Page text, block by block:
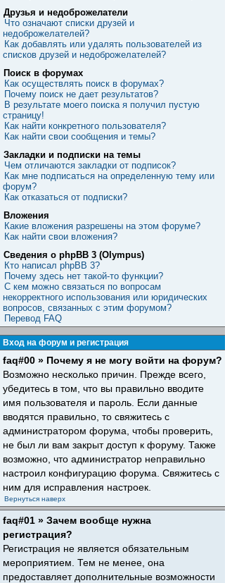
Друзья и недоброжелатели
Что означают списки друзей и
недоброжелателей?
Как добавлять или удалять пользователей из
списков друзей и недоброжелателей?
Поиск в форумах
Как осуществлять поиск в форумах?
Почему поиск не дает результатов?
В результате моего поиска я получил пустую
страницу!
Как найти конкретного пользователя?
Как найти свои сообщения и темы?
Закладки и подписки на темы
Чем отличаются закладки от подписок?
Как мне подписаться на определенную тему или
форум?
Как отказаться от подписки?
Вложения
Какие вложения разрешены на этом форуме?
Как найти свои вложения?
Сведения о phpBB 3 (Olympus)
Кто написал phpBB 3?
Почему здесь нет такой-то функции?
С кем можно связаться по вопросам
некорректного использования или юридических
вопросов, связанных с этим форумом?
Перевод FAQ
Вход на форум и регистрация
faq#00 » Почему я не могу войти на форум?
Возможно несколько причин. Прежде всего,
убедитесь в том, что вы правильно вводите
имя пользователя и пароль. Если данные
вводятся правильно, то свяжитесь с
администратором форума, чтобы проверить,
не был ли вам закрыт доступ к форуму. Также
возможно, что администратор неправильно
настроил конфигурацию форума. Свяжитесь с
ним для исправления настроек.
Вернуться наверх
faq#01 » Зачем вообще нужна
регистрация?
Регистрация не является обязательным
мероприятием. Тем не менее, она
предоставляет дополнительные возможности